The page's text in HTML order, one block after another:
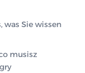
was Sie wissen
musisz